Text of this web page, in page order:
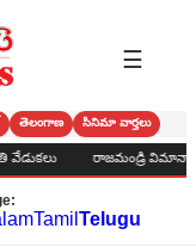
☰
తెలంగాణ సినిమా వార్తలు
రాజమండ్రి విమానాశ్రయంలో
Tamil Telugu